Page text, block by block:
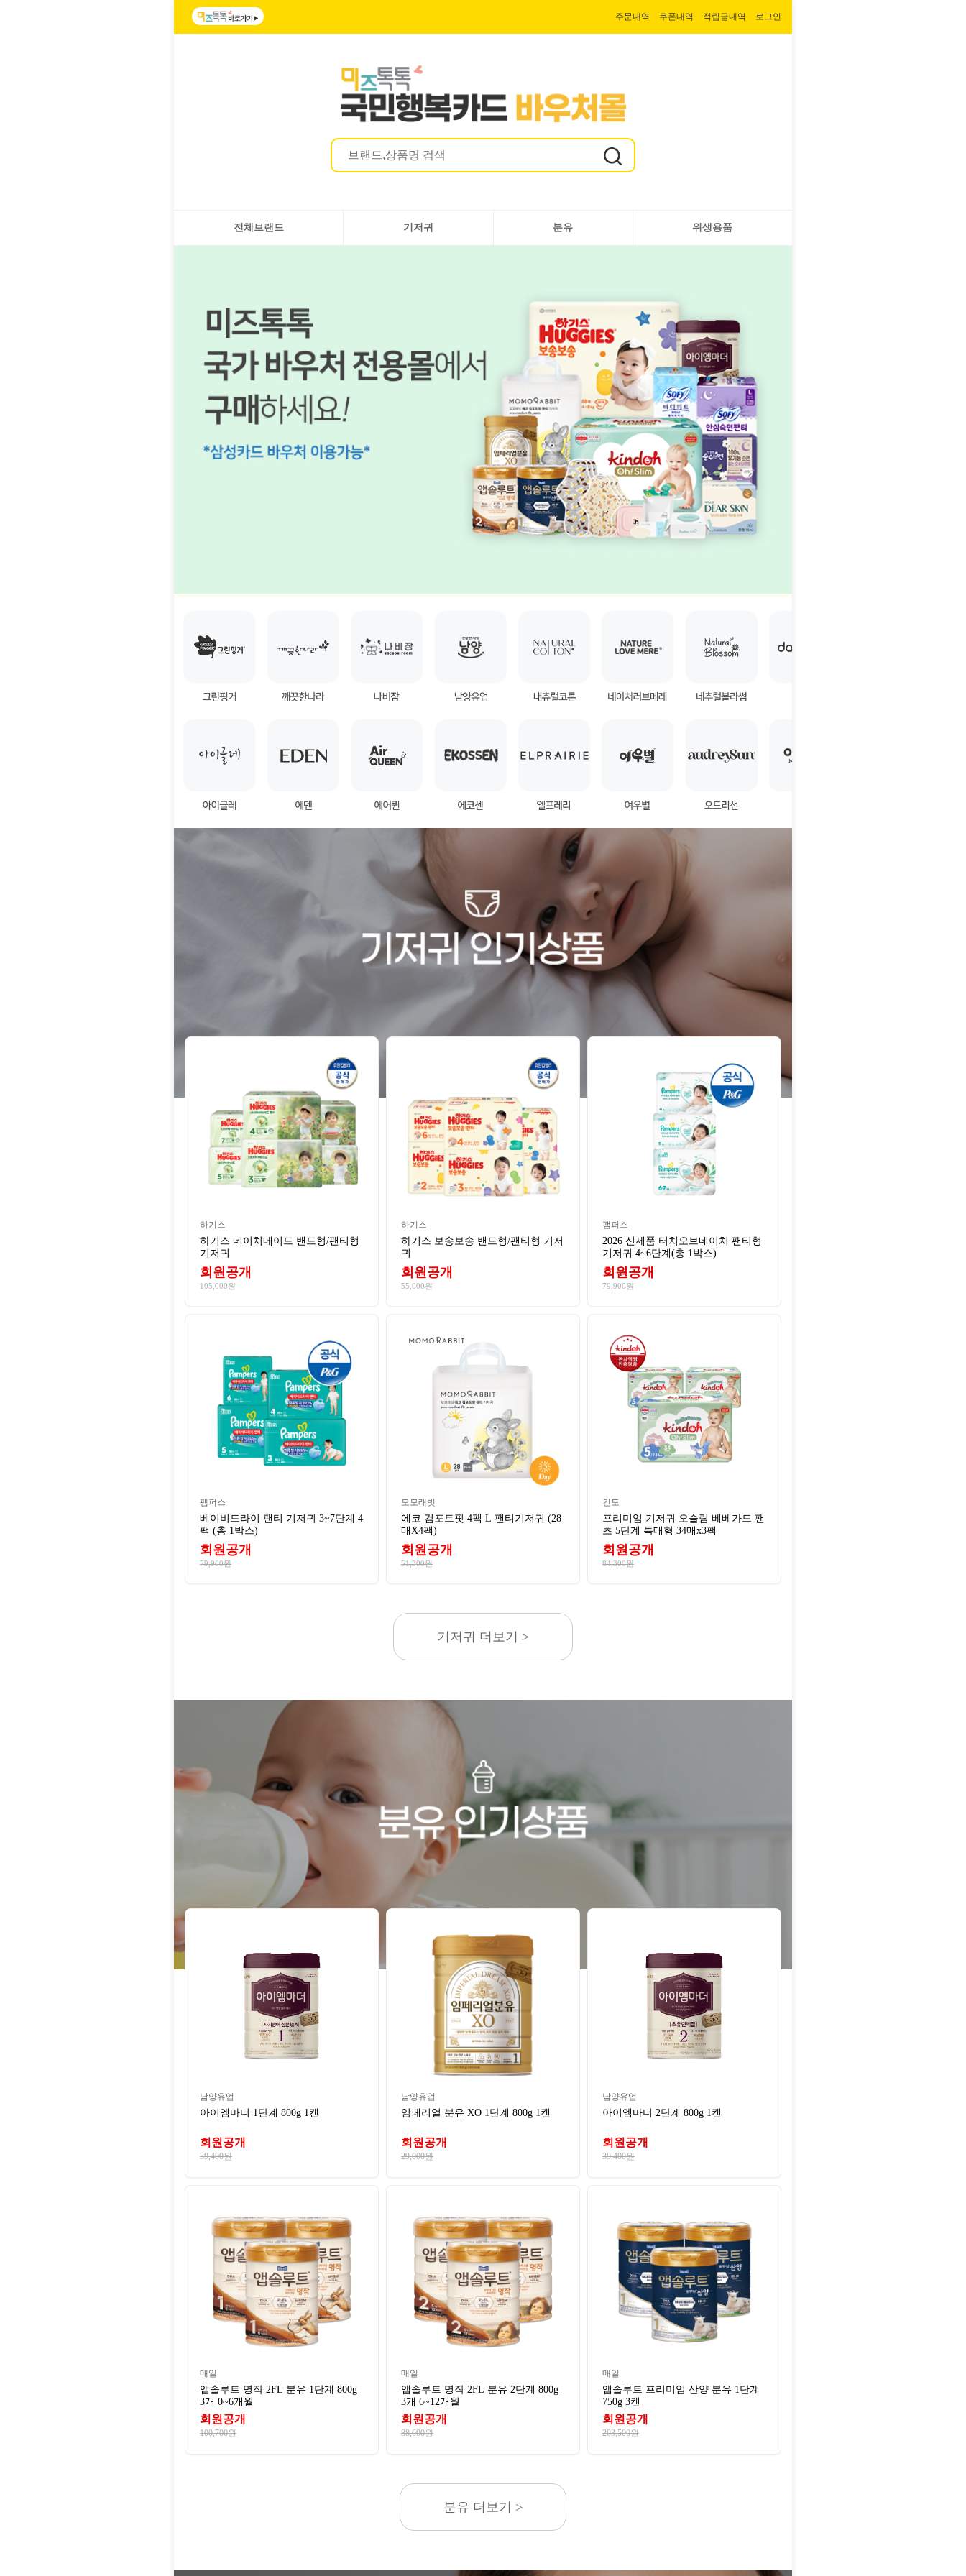
주문내역 쿠폰내역 적립금내역 로그인
전체브랜드 기저귀 분유 위생용품
하기스
하기스 네이처메이드 밴드형/팬티형
기저귀
회원공개
105,000원
하기스
하기스 보송보송 밴드형/팬티형 기저
귀
회원공개
55,000원
팸퍼스
2026 신제품 터치오브네이처 팬티형
기저귀 4~6단계(총 1박스)
회원공개
79,900원
팸퍼스
베이비드라이 팬티 기저귀 3~7단계 4
팩 (총 1박스)
회원공개
79,900원
모모래빗
에코 컴포트핏 4팩 L 팬티기저귀 (28
매X4팩)
회원공개
51,300원
킨도
프리미엄 기저귀 오슬림 베베가드 팬
츠 5단계 특대형 34매x3팩
회원공개
84,300원
기저귀 더보기 >
남양유업
아이엠마더 1단계 800g 1캔
회원공개
39,400원
남양유업
임페리얼 분유 XO 1단계 800g 1캔
회원공개
29,000원
남양유업
아이엠마더 2단계 800g 1캔
회원공개
39,400원
매일
앱솔루트 명작 2FL 분유 1단계 800g
3개 0~6개월
회원공개
100,700원
매일
앱솔루트 명작 2FL 분유 2단계 800g
3개 6~12개월
회원공개
88,600원
매일
앱솔루트 프리미엄 산양 분유 1단계
750g 3캔
회원공개
203,500원
분유 더보기 >